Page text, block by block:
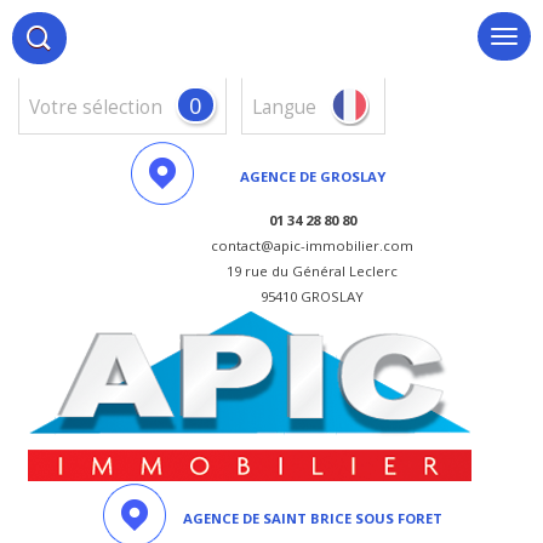
votre sélection 0 Langue
AGENCE DE GROSLAY
01 34 28 80 80
contact@apic-immobilier.com
19 rue du Général Leclerc
95410 GROSLAY
AGENCE DE SAINT BRICE SOUS FORET